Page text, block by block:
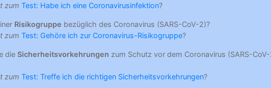
zum Test: Habe ich eine Coronavirusinfektion?
Risikogruppe bezüglich des Coronavirus (SARS-CoV-2)?
zum Test: Gehöre ich zur Coronavirus-Risikogruppe?
die Sicherheitsvorkehrungen zum Schutz vor dem Coronavirus (SARS-
zum Test: Treffe ich die richtigen Sicherheitsvorkehrungen?